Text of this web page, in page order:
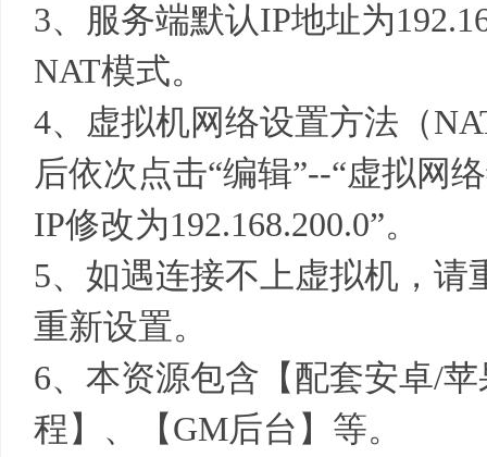
3、服务端默认IP地址为
NAT模式。
4、虚拟机网络设置方法（
后依次点击“编辑”--“虚拟网
IP修改为192.168.200.0”。
5、如遇连接不上虚拟机，
重新设置。
6、本资源包含【配套安卓/
程】、【GM后台】等。